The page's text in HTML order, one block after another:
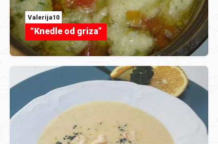
Valerija10
“Knedle od griza”